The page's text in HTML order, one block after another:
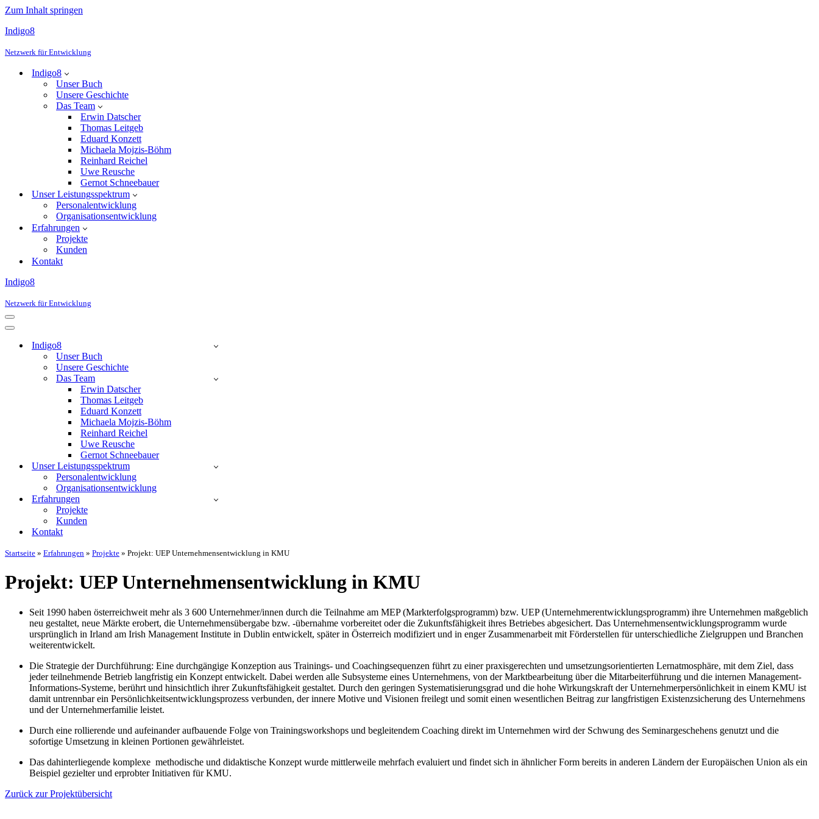
Zum Inhalt springen
Indigo8
Netzwerk für Entwicklung
Indigo8
Unser Buch
Unsere Geschichte
Das Team
Erwin Datscher
Thomas Leitgeb
Eduard Konzett
Michaela Mojzis-Böhm
Reinhard Reichel
Uwe Reusche
Gernot Schneebauer
Unser Leistungsspektrum
Personalentwicklung
Organisationsentwicklung
Erfahrungen
Projekte
Kunden
Kontakt
Indigo8
Netzwerk für Entwicklung
Navigationsmenü
Navigationsmenü
Indigo8
Unser Buch
Unsere Geschichte
Das Team
Erwin Datscher
Thomas Leitgeb
Eduard Konzett
Michaela Mojzis-Böhm
Reinhard Reichel
Uwe Reusche
Gernot Schneebauer
Unser Leistungsspektrum
Personalentwicklung
Organisationsentwicklung
Erfahrungen
Projekte
Kunden
Kontakt
Startseite » Erfahrungen » Projekte » Projekt: UEP Unternehmensentwicklung in KMU
Projekt: UEP Unternehmensentwicklung in KMU
Seit 1990 haben österreichweit mehr als 3 600 Unternehmer/innen durch die Teilnahme am MEP (Markterfolgsprogramm) bzw. UEP (Unternehmerentwicklungsprogramm) ihre Unternehmen maßgeblich
neu gestaltet, neue Märkte erobert, die Unternehmensübergabe bzw. -übernahme vorbereitet oder die Zukunftsfähigkeit ihres Betriebes abgesichert. Das Unternehmensentwicklungsprogramm wurde
ursprünglich in Irland am Irish Management Institute in Dublin entwickelt, später in Österreich modifiziert und in enger Zusammenarbeit mit Förderstellen für unterschiedliche Zielgruppen und Branchen
weiterentwickelt.
Die Strategie der Durchführung: Eine durchgängige Konzeption aus Trainings- und Coachingsequenzen führt zu einer praxisgerechten und umsetzungsorientierten Lernatmosphäre, mit dem Ziel, dass
jeder teilnehmende Betrieb langfristig ein Konzept entwickelt. Dabei werden alle Subsysteme eines Unternehmens, von der Marktbearbeitung über die Mitarbeiterführung und die internen Management-
Informations-Systeme, berührt und hinsichtlich ihrer Zukunftsfähigkeit gestaltet. Durch den geringen Systematisierungsgrad und die hohe Wirkungskraft der Unternehmerpersönlichkeit in einem KMU ist
damit untrennbar ein Persönlichkeitsentwicklungsprozess verbunden, der innere Motive und Visionen freilegt und somit einen wesentlichen Beitrag zur langfristigen Existenzsicherung des Unternehmens
und der Unternehmerfamilie leistet.
Durch eine rollierende und aufeinander aufbauende Folge von Trainingsworkshops und begleitendem Coaching direkt im Unternehmen wird der Schwung des Seminargeschehens genutzt und die
sofortige Umsetzung in kleinen Portionen gewährleistet.
Das dahinterliegende komplexe methodische und didaktische Konzept wurde mittlerweile mehrfach evaluiert und findet sich in ähnlicher Form bereits in anderen Ländern der Europäischen Union als ein
Beispiel gezielter und erprobter Initiativen für KMU.
Zurück zur Projektübersicht